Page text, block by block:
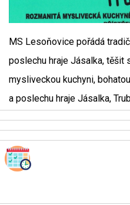
MS Lesoňovice pořádá
poslechu hraje Jásalka, těšit
mysliveckou kuchyni,
a poslechu hraje Jásalka,